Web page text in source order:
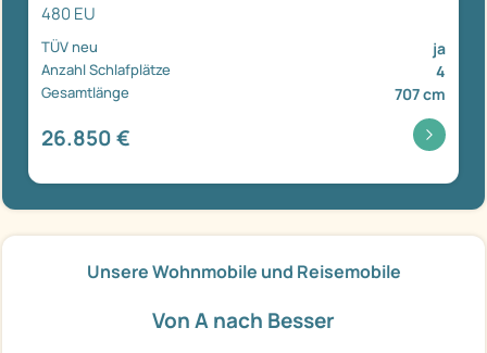
480 EU
TÜV neu ja
Anzahl Schlafplätze 4
Gesamtlänge 707 cm
26.850 €
Unsere Wohnmobile und Reisemobile
Von A nach Besser